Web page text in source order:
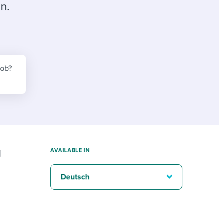
AVAILABLE IN
Deutsch